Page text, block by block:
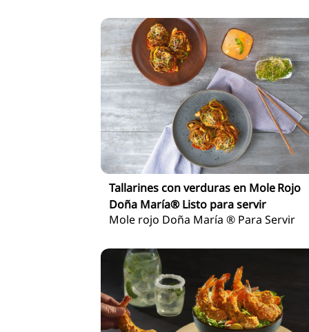
Tallarines con verduras en Mole Rojo
Doña María® Listo para servir
Mole rojo Doña María ® Para Servir